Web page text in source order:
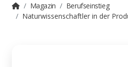
Magazin
Berufseinstieg
Naturwissenschaftler in der